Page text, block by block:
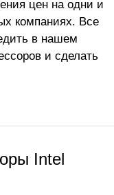
цен на одни и
компаниях. Все
в нашем
и сделать
Intel